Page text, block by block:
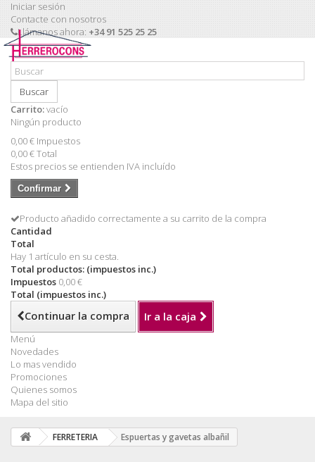
Iniciar sesión
Contacte con nosotros
Llámanos ahora: +34 91 525 25 25
Buscar
Carrito:vacío
Ningún producto
0,00 € Impuestos
0,00 €Total
Estos precios se entienden IVA incluído
Confirmar
Producto añadido correctamente a su carrito de la compra
Cantidad
Total
Hay 1 artículo en su cesta.
Total productos: (impuestos inc.)
Impuestos 0,00 €
Total (impuestos inc.)
Continuar la compra Ir a la caja
Menú
Novedades
Lo mas vendido
Promociones
Quienes somos
Mapa del sitio
FERRETERIA Espuertas y gavetas albañil